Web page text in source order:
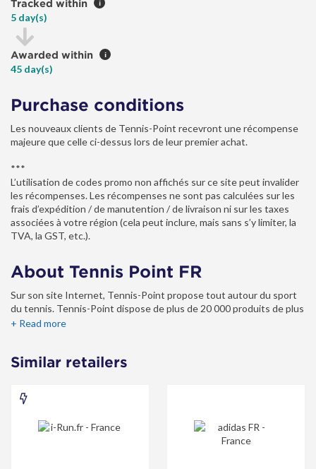
Tracked within i
5 day(s)
Awarded within i
45 day(s)
Purchase conditions
Les nouveaux clients de Tennis-Point recevront une récompense
majeure que celle ci-dessus lors de leur premier achat.
***
L’utilisation de codes promo non affichés sur ce site peut invalider
les récompenses. Les récompenses ne sont pas calculées sur les
frais d’expédition / de manutention / de livraison ni sur les taxes
associées à votre région (cela peut inclure, mais sans s’y limiter, la
TVA, la GST, etc.).
About Tennis Point FR
Sur son site Internet, Tennis-Point propose tout autour du sport
du tennis. Tennis-Point dispose de plus de 20 000 produits de plus
de 100 marques différentes. De la chaussure adidas jusqu’aux
+ Read more
Similar retailers
Run.fr